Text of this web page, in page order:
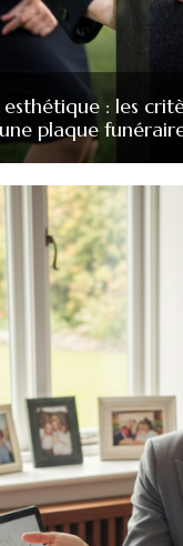
: les
une plaque